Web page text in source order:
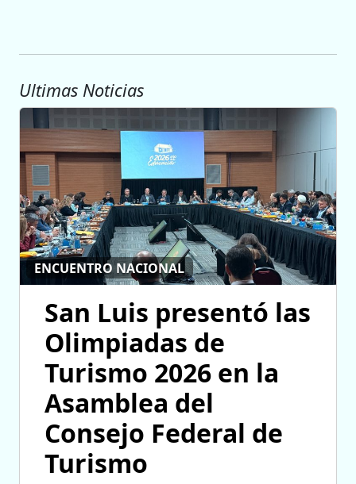
Ultimas Noticias
ENCUENTRO NACIONAL
San Luis presentó las
Olimpiadas de
Turismo 2026 en la
Asamblea del
Consejo Federal de
Turismo